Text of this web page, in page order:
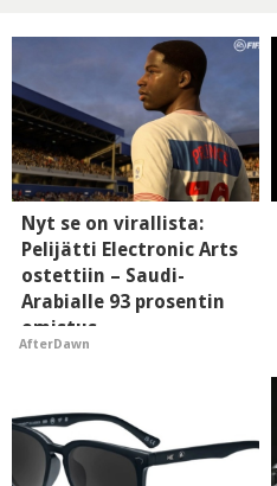
Nyt se on virallista:
Pelijätti Electronic Arts
ostettiin – Saudi-
Arabialle 93 prosentin
omistus
AfterDawn